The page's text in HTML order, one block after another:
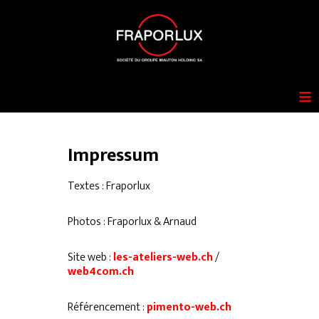
≡
Impressum
Textes : Fraporlux
Photos : Fraporlux & Arnaud
Site web :les-ateliers-web.ch/
web4com.ch
Référencement :pimento-web.ch